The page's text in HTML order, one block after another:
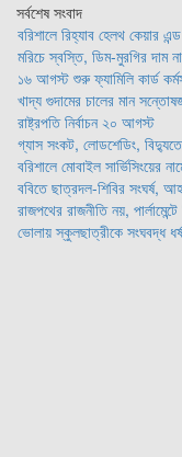
সর্বশেষ সংবাদ
বরিশালে রিহ্যাব হেলথ কেয়ার
মরিচে স্বস্তি, ডিম-মুরগির দাম
১৬ আগস্ট শুরু ফ্যামিলি কার্ড
খাদ্য গুদামের চালের মান
রাষ্ট্রপতি নির্বাচন ২০ আগস্ট
গ্যাস সংকট, লোডশেডিং,
বরিশালে মোবাইল সার্ভিসিংয়ের
ববিতে ছাত্রদল-শিবির সংঘর্ষ,
রাজপথের রাজনীতি নয়,
ভোলায় স্কুলছাত্রীকে সংঘবদ্ধ